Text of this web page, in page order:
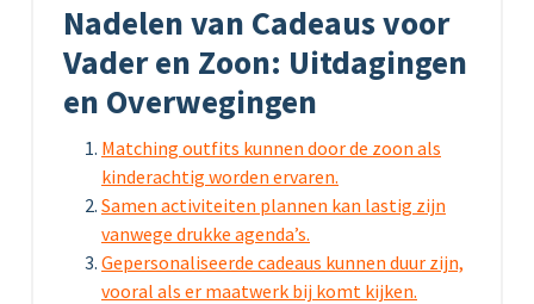
Nadelen van Cadeaus voor
Vader en Zoon: Uitdagingen
en Overwegingen
Matching outfits kunnen door de zoon als
kinderachtig worden ervaren.
Samen activiteiten plannen kan lastig zijn
vanwege drukke agenda’s.
Gepersonaliseerde cadeaus kunnen duur zijn,
vooral als er maatwerk bij komt kijken.